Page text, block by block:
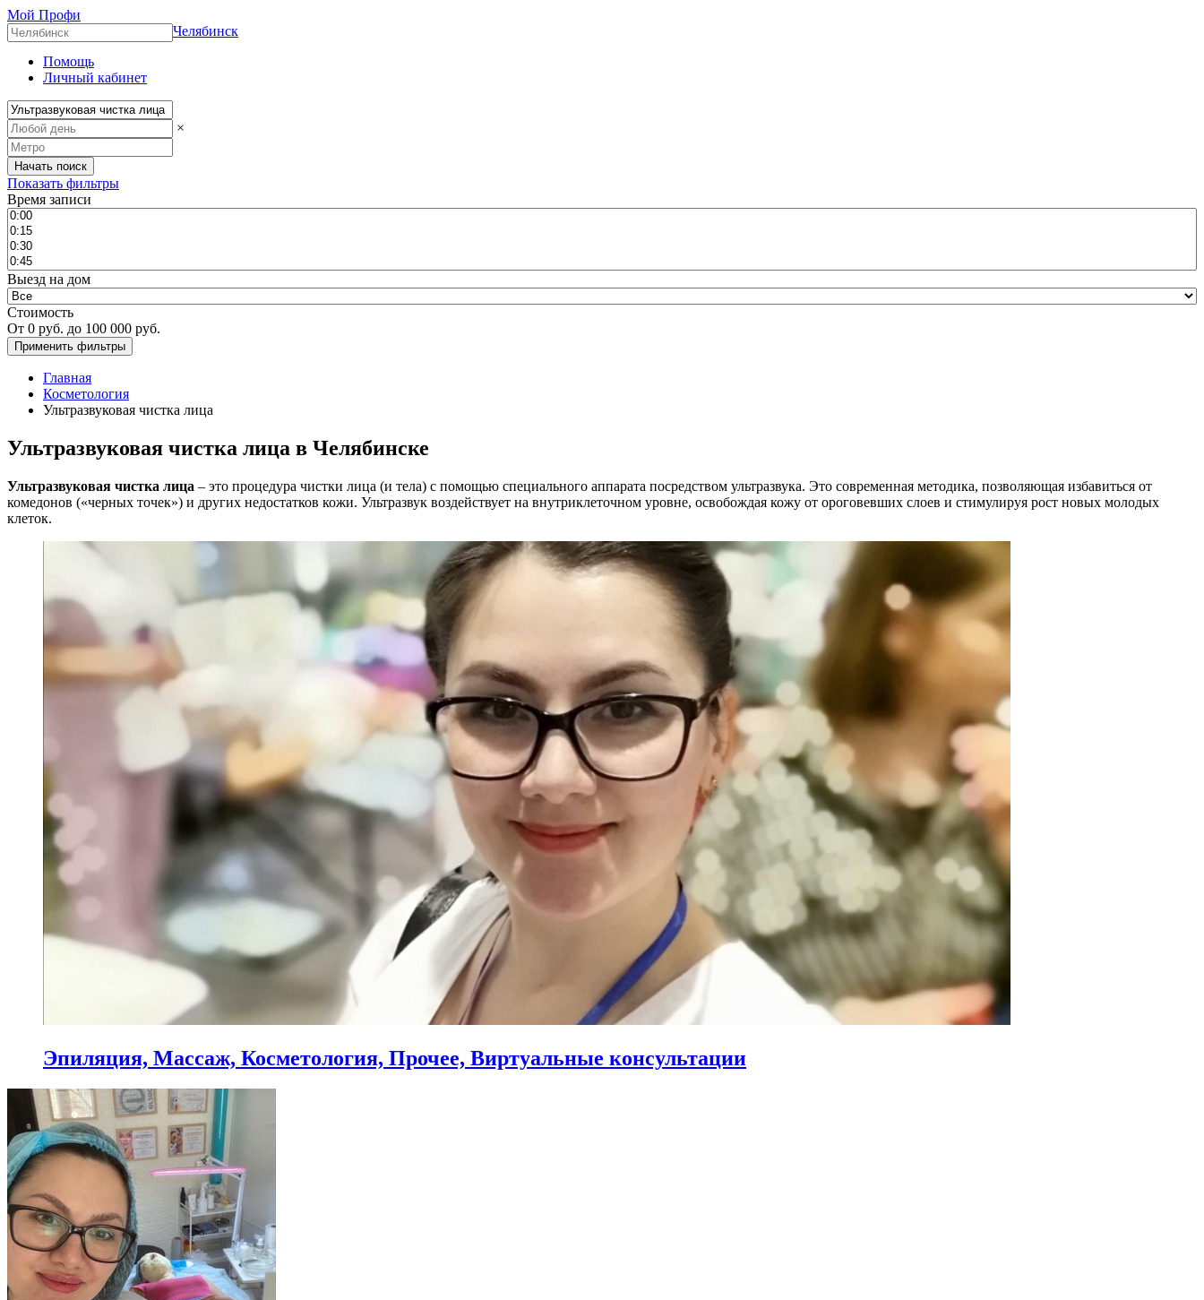
Мой Профи
Челябинск
Помощь
Личный кабинет
×
Показать фильтры
Время записи
Выезд на дом
Стоимость
От 0 руб. до 100 000 руб.
Главная
Косметология
Ультразвуковая чистка лица
Ультразвуковая чистка лица в Челябинске
Ультразвуковая чистка лица – это процедура чистки лица (и тела) с помощью специального аппарата посредством ультразвука. Это современная методика, позволяющая избавиться от
комедонов («черных точек») и других недостатков кожи. Ультразвук воздействует на внутриклеточном уровне, освобождая кожу от ороговевших слоев и стимулируя рост новых молодых
клеток.
Эпиляция, Массаж, Косметология, Прочее, Виртуальные консультации